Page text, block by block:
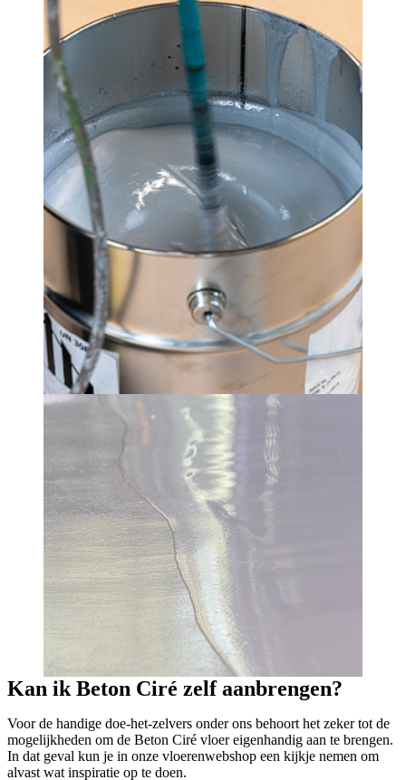
Kan ik Beton Ciré zelf aanbrengen?
Voor de handige doe-het-zelvers onder ons behoort het zeker tot de
mogelijkheden om de Beton Ciré vloer eigenhandig aan te brengen.
In dat geval kun je in onze vloerenwebshop een kijkje nemen om
alvast wat inspiratie op te doen.